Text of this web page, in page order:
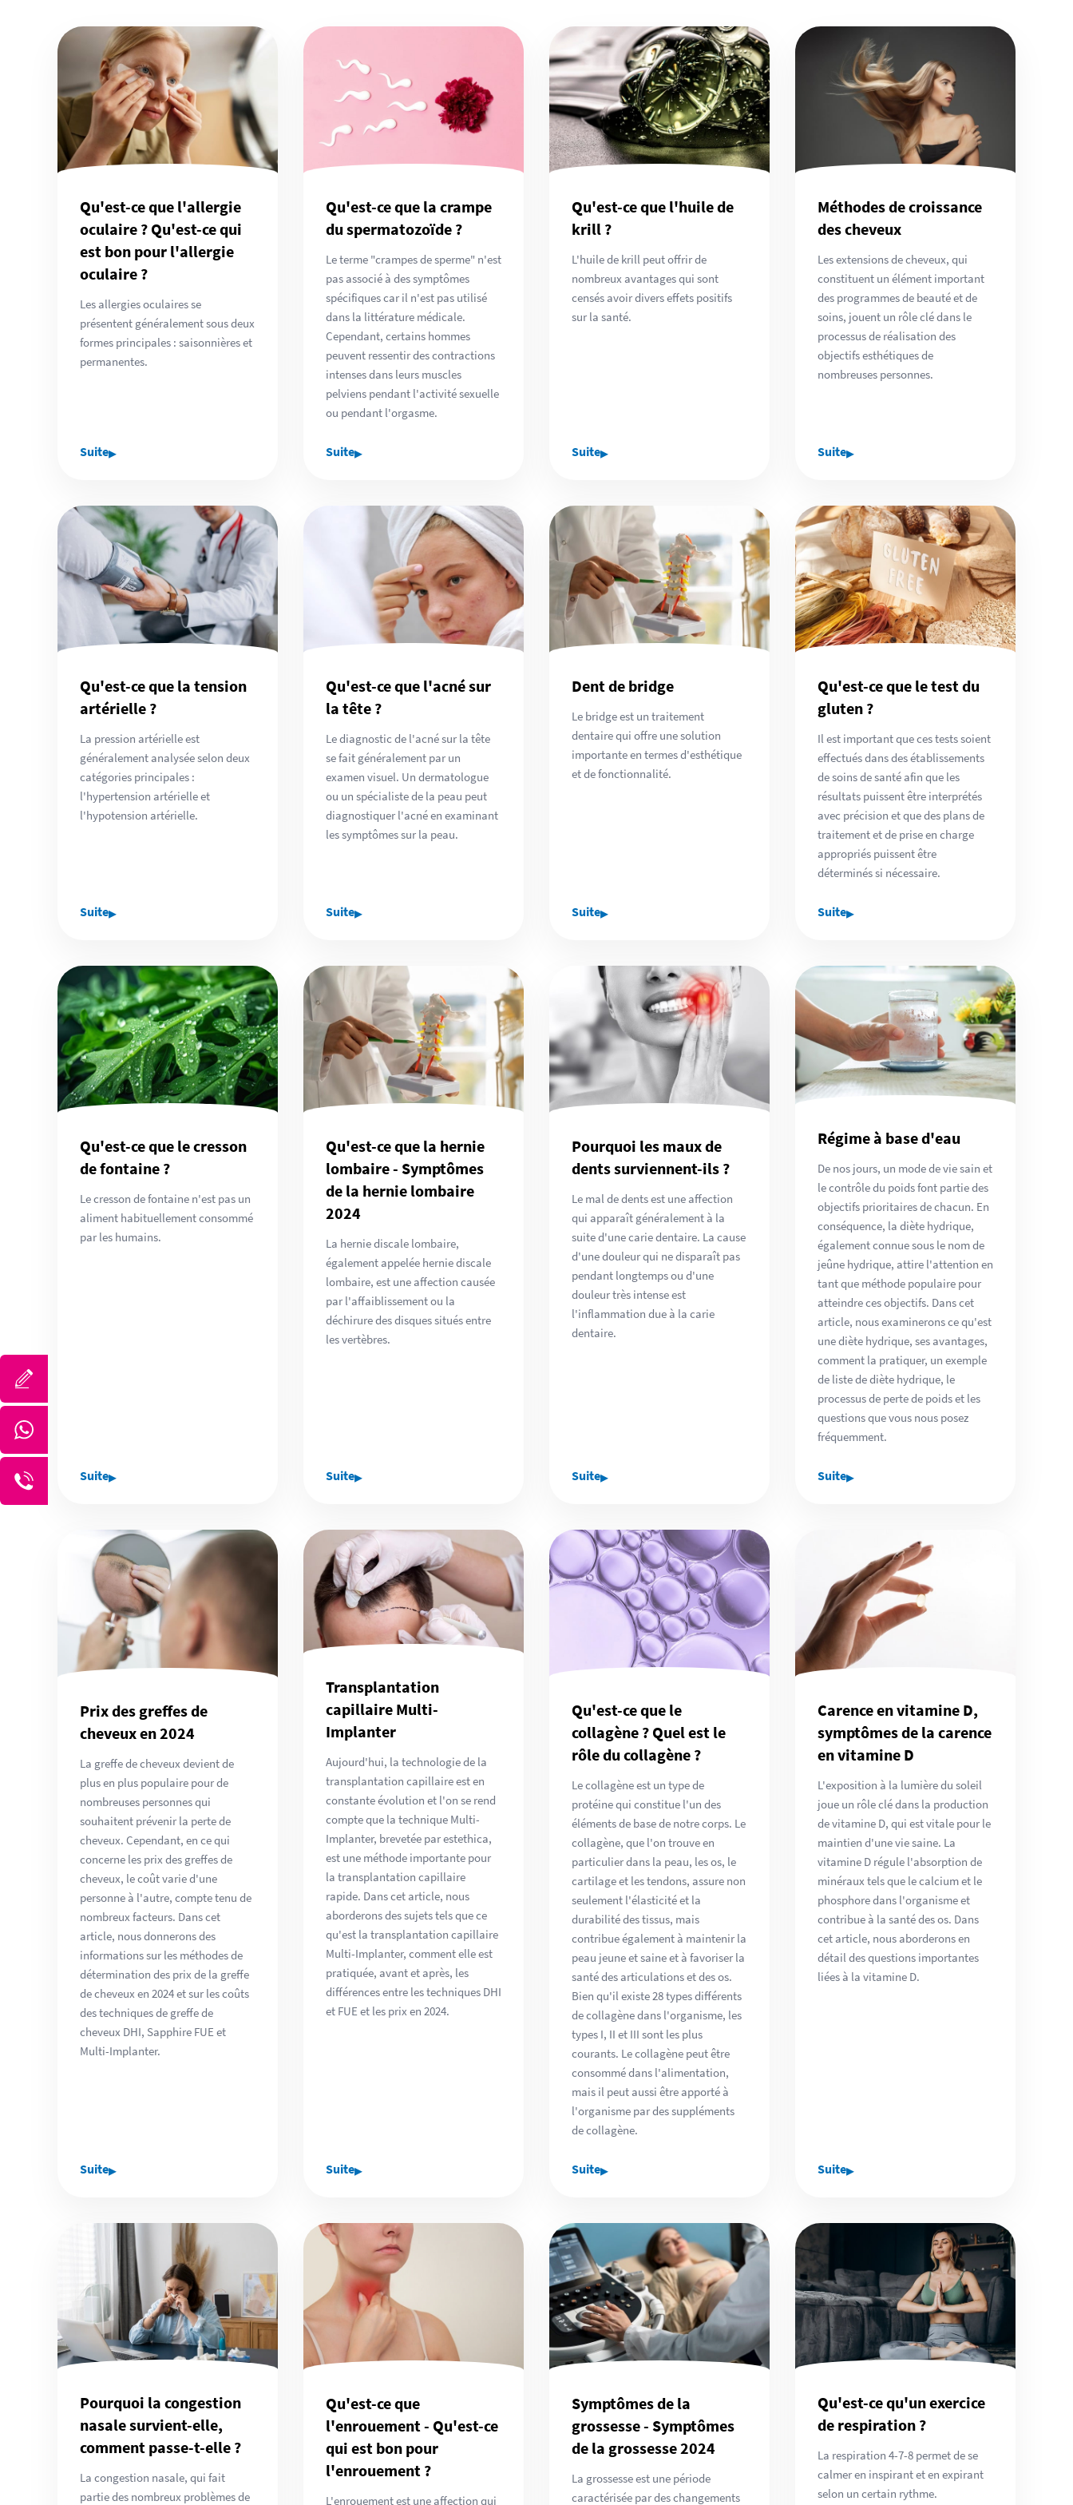
Qu'est-ce que l'allergie
oculaire ? Qu'est-ce qui
est bon pour l'allergie
oculaire ?
Les allergies oculaires se
présentent généralement sous deux
formes principales : saisonnières et
permanentes.
Suite▸
Qu'est-ce que la crampe
du spermatozoïde ?
Le terme "crampes de sperme" n'est
pas associé à des symptômes
spécifiques car il n'est pas utilisé
dans la littérature médicale.
Cependant, certains hommes
peuvent ressentir des contractions
intenses dans leurs muscles
pelviens pendant l'activité sexuelle
ou pendant l'orgasme.
Suite▸
Qu'est-ce que l'huile de
krill ?
L'huile de krill peut offrir de
nombreux avantages qui sont
censés avoir divers effets positifs
sur la santé.
Suite▸
Méthodes de croissance
des cheveux
Les extensions de cheveux, qui
constituent un élément important
des programmes de beauté et de
soins, jouent un rôle clé dans le
processus de réalisation des
objectifs esthétiques de
nombreuses personnes.
Suite▸
Qu'est-ce que la tension
artérielle ?
La pression artérielle est
généralement analysée selon deux
catégories principales :
l'hypertension artérielle et
l'hypotension artérielle.
Suite▸
Qu'est-ce que l'acné sur
la tête ?
Le diagnostic de l'acné sur la tête
se fait généralement par un
examen visuel. Un dermatologue
ou un spécialiste de la peau peut
diagnostiquer l'acné en examinant
les symptômes sur la peau.
Suite▸
Dent de bridge
Le bridge est un traitement
dentaire qui offre une solution
importante en termes d'esthétique
et de fonctionnalité.
Suite▸
Qu'est-ce que le test du
gluten ?
Il est important que ces tests soient
effectués dans des établissements
de soins de santé afin que les
résultats puissent être interprétés
avec précision et que des plans de
traitement et de prise en charge
appropriés puissent être
déterminés si nécessaire.
Suite▸
Qu'est-ce que le cresson
de fontaine ?
Le cresson de fontaine n'est pas un
aliment habituellement consommé
par les humains.
Suite▸
Qu'est-ce que la hernie
lombaire - Symptômes
de la hernie lombaire
2024
La hernie discale lombaire,
également appelée hernie discale
lombaire, est une affection causée
par l'affaiblissement ou la
déchirure des disques situés entre
les vertèbres.
Suite▸
Pourquoi les maux de
dents surviennent-ils ?
Le mal de dents est une affection
qui apparaît généralement à la
suite d'une carie dentaire. La cause
d'une douleur qui ne disparaît pas
pendant longtemps ou d'une
douleur très intense est
l'inflammation due à la carie
dentaire.
Suite▸
Régime à base d'eau
De nos jours, un mode de vie sain et
le contrôle du poids font partie des
objectifs prioritaires de chacun. En
conséquence, la diète hydrique,
également connue sous le nom de
jeûne hydrique, attire l'attention en
tant que méthode populaire pour
atteindre ces objectifs. Dans cet
article, nous examinerons ce qu'est
une diète hydrique, ses avantages,
comment la pratiquer, un exemple
de liste de diète hydrique, le
processus de perte de poids et les
questions que vous nous posez
fréquemment.
Suite▸
Prix des greffes de
cheveux en 2024
La greffe de cheveux devient de
plus en plus populaire pour de
nombreuses personnes qui
souhaitent prévenir la perte de
cheveux. Cependant, en ce qui
concerne les prix des greffes de
cheveux, le coût varie d'une
personne à l'autre, compte tenu de
nombreux facteurs. Dans cet
article, nous donnerons des
informations sur les méthodes de
détermination des prix de la greffe
de cheveux en 2024 et sur les coûts
des techniques de greffe de
cheveux DHI, Sapphire FUE et
Multi-Implanter.
Suite▸
Transplantation
capillaire Multi-
Implanter
Aujourd'hui, la technologie de la
transplantation capillaire est en
constante évolution et l'on se rend
compte que la technique Multi-
Implanter, brevetée par estethica,
est une méthode importante pour
la transplantation capillaire
rapide. Dans cet article, nous
aborderons des sujets tels que ce
qu'est la transplantation capillaire
Multi-Implanter, comment elle est
pratiquée, avant et après, les
différences entre les techniques DHI
et FUE et les prix en 2024.
Suite▸
Qu'est-ce que le
collagène ? Quel est le
rôle du collagène ?
Le collagène est un type de
protéine qui constitue l'un des
éléments de base de notre corps. Le
collagène, que l'on trouve en
particulier dans la peau, les os, le
cartilage et les tendons, assure non
seulement l'élasticité et la
durabilité des tissus, mais
contribue également à maintenir la
peau jeune et saine et à favoriser la
santé des articulations et des os.
Bien qu'il existe 28 types différents
de collagène dans l'organisme, les
types I, II et III sont les plus
courants. Le collagène peut être
consommé dans l'alimentation,
mais il peut aussi être apporté à
l'organisme par des suppléments
de collagène.
Suite▸
Carence en vitamine D,
symptômes de la carence
en vitamine D
L'exposition à la lumière du soleil
joue un rôle clé dans la production
de vitamine D, qui est vitale pour le
maintien d'une vie saine. La
vitamine D régule l'absorption de
minéraux tels que le calcium et le
phosphore dans l'organisme et
contribue à la santé des os. Dans
cet article, nous aborderons en
détail des questions importantes
liées à la vitamine D.
Suite▸
Pourquoi la congestion
nasale survient-elle,
comment passe-t-elle ?
La congestion nasale, qui fait
partie des nombreux problèmes de
Qu'est-ce que
l'enrouement - Qu'est-ce
qui est bon pour
l'enrouement ?
L'enrouement est une affection qui
Symptômes de la
grossesse - Symptômes
de la grossesse 2024
La grossesse est une période
caractérisée par des changements
Qu'est-ce qu'un exercice
de respiration ?
La respiration 4-7-8 permet de se
calmer en inspirant et en expirant
selon un certain rythme.